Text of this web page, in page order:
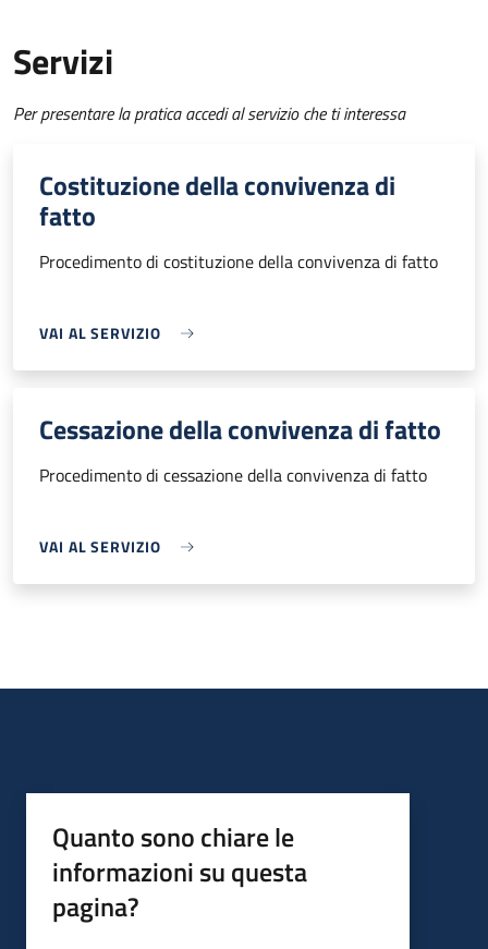
Servizi
Per presentare la pratica accedi al servizio che ti interessa
Costituzione della convivenza di
fatto
Procedimento di costituzione della convivenza di fatto
VAI AL SERVIZIO
Cessazione della convivenza di fatto
Procedimento di cessazione della convivenza di fatto
VAI AL SERVIZIO
Quanto sono chiare le
informazioni su questa
pagina?